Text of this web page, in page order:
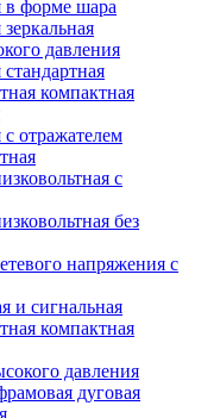
в форме шара
давления
компактная
отражателем
с
без
напряжения с
и сигнальная
компактная
давления
дуговая